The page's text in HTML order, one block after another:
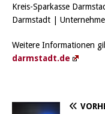
Kreis-Sparkasse
Darmstadt |
Weitere Informationen
darmstadt.de